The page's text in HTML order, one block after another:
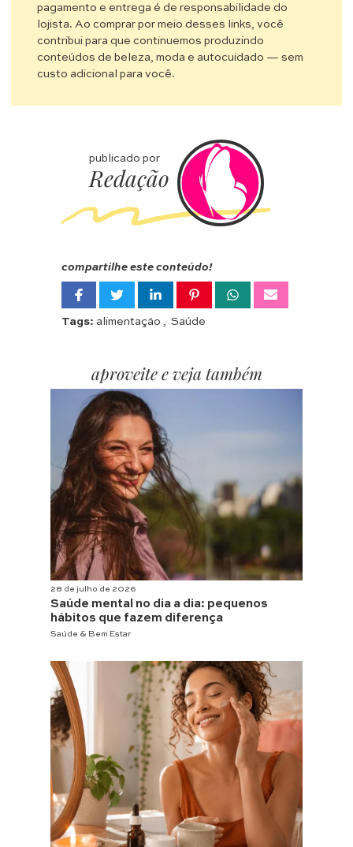
pagamento e entrega é de responsabilidade do
lojista. Ao comprar por meio desses links, você
contribui para que continuemos produzindo
conteúdos de beleza, moda e autocuidado — sem
custo adicional para você.
compartilhe este conteúdo!
Tags: alimentação Saúde
publicado por
Redação
aproveite e veja também
28 de julho de 2026
Saúde mental no dia a dia: pequenos
hábitos que fazem diferença
Saúde & Bem Estar